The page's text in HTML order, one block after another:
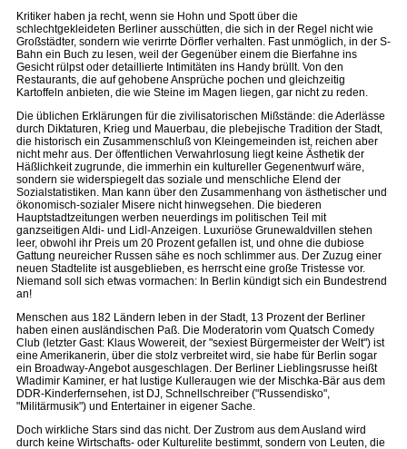
Kritiker haben ja recht, wenn sie Hohn und Spott über die
schlechtgekleideten Berliner ausschütten, die sich in der Regel nicht wie
Großstädter, sondern wie verirrte Dörfler verhalten. Fast unmöglich, in der S-
Bahn ein Buch zu lesen, weil der Gegenüber einem die Bierfahne ins
Gesicht rülpst oder detaillierte Intimitäten ins Handy brüllt. Von den
Restaurants, die auf gehobene Ansprüche pochen und gleichzeitig
Kartoffeln anbieten, die wie Steine im Magen liegen, gar nicht zu reden.
Die üblichen Erklärungen für die zivilisatorischen Mißstände: die Aderlässe
durch Diktaturen, Krieg und Mauerbau, die plebejische Tradition der Stadt,
die historisch ein Zusammenschluß von Kleingemeinden ist, reichen aber
nicht mehr aus. Der öffentlichen Verwahrlosung liegt keine Ästhetik der
Häßlichkeit zugrunde, die immerhin ein kultureller Gegenentwurf wäre,
sondern sie widerspiegelt das soziale und menschliche Elend der
Sozialstatistiken. Man kann über den Zusammenhang von ästhetischer und
ökonomisch-sozialer Misere nicht hinwegsehen. Die biederen
Hauptstadtzeitungen werben neuerdings im politischen Teil mit
ganzseitigen Aldi- und Lidl-Anzeigen. Luxuriöse Grunewaldvillen stehen
leer, obwohl ihr Preis um 20 Prozent gefallen ist, und ohne die dubiose
Gattung neureicher Russen sähe es noch schlimmer aus. Der Zuzug einer
neuen Stadtelite ist ausgeblieben, es herrscht eine große Tristesse vor.
Niemand soll sich etwas vormachen: In Berlin kündigt sich ein Bundestrend
an!
Menschen aus 182 Ländern leben in der Stadt, 13 Prozent der Berliner
haben einen ausländischen Paß. Die Moderatorin vom Quatsch Comedy
Club (letzter Gast: Klaus Wowereit, der "sexiest Bürgermeister der Welt") ist
eine Amerikanerin, über die stolz verbreitet wird, sie habe für Berlin sogar
ein Broadway-Angebot ausgeschlagen. Der Berliner Lieblingsrusse heißt
Wladimir Kaminer, er hat lustige Kulleraugen wie der Mischka-Bär aus dem
DDR-Kinderfernsehen, ist DJ, Schnellschreiber ("Russendisko",
"Militärmusik") und Entertainer in eigener Sache.
Doch wirkliche Stars sind das nicht. Der Zustrom aus dem Ausland wird
durch keine Wirtschafts- oder Kulturelite bestimmt, sondern von Leuten, die